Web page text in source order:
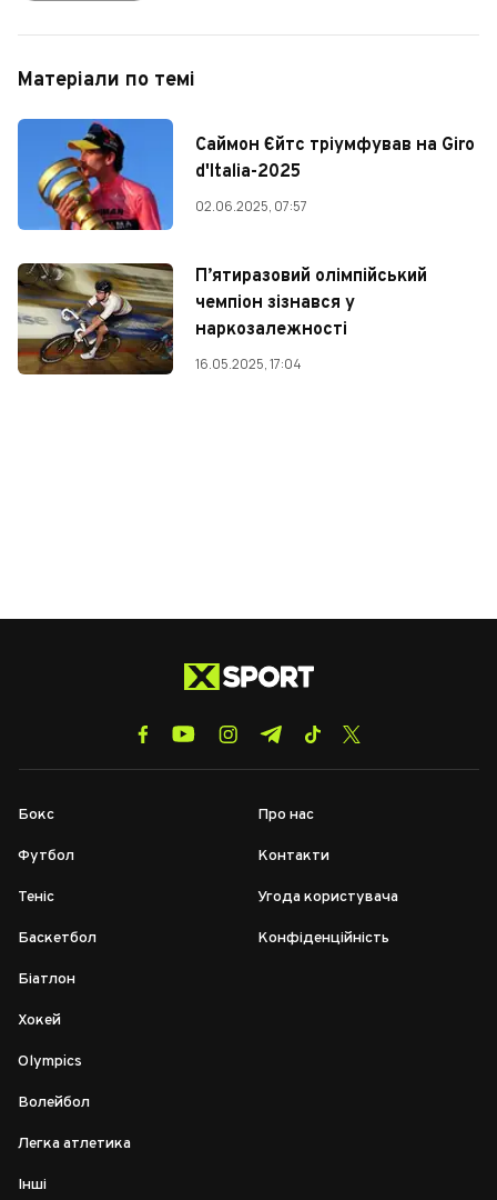
Матеріали по темі
Саймон Єйтс тріумфував на Giro
d'Italia-2025
02.06.2025, 07:57
П’ятиразовий олімпійський
чемпіон зізнався у
наркозалежності
16.05.2025, 17:04
Бокс
Футбол
Теніс
Баскетбол
Біатлон
Хокей
Olympics
Волейбол
Легка атлетика
Інші
Про нас
Контакти
Угода користувача
Конфіденційність